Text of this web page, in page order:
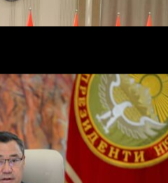
ГЕНДЕРДИК
ЗОМБУЛУКТАН КОРГОО
07.08.2026
КЫРГЫЗ ТАРЫХЫ
КӨРКӨМ ТАСМАСЫ
07.08.2026